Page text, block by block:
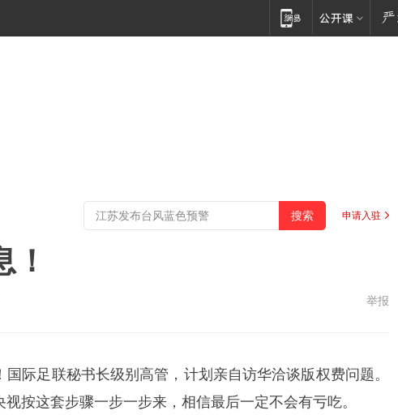
申请入驻
举报
际足联秘书长级别高管，计划亲自访华洽谈版权费问题。
按这套步骤一步一步来，相信最后一定不会有亏吃。